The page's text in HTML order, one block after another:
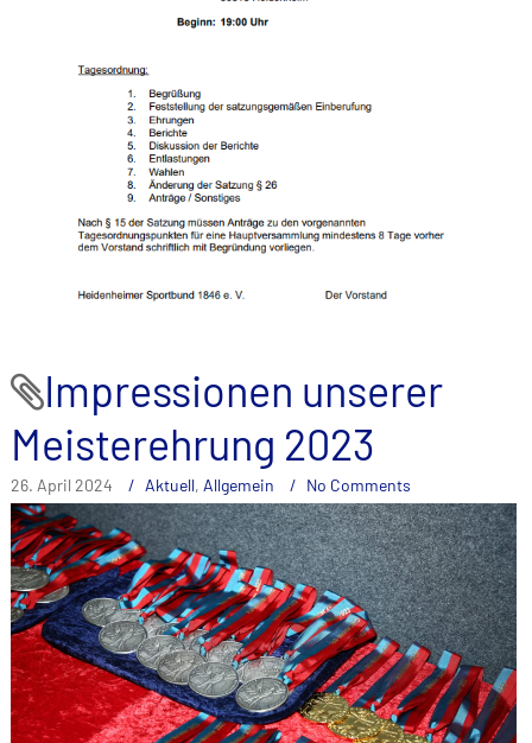
Impressionen unserer
Meisterehrung 2023
26. April 2024 Aktuell, Allgemein No Comments